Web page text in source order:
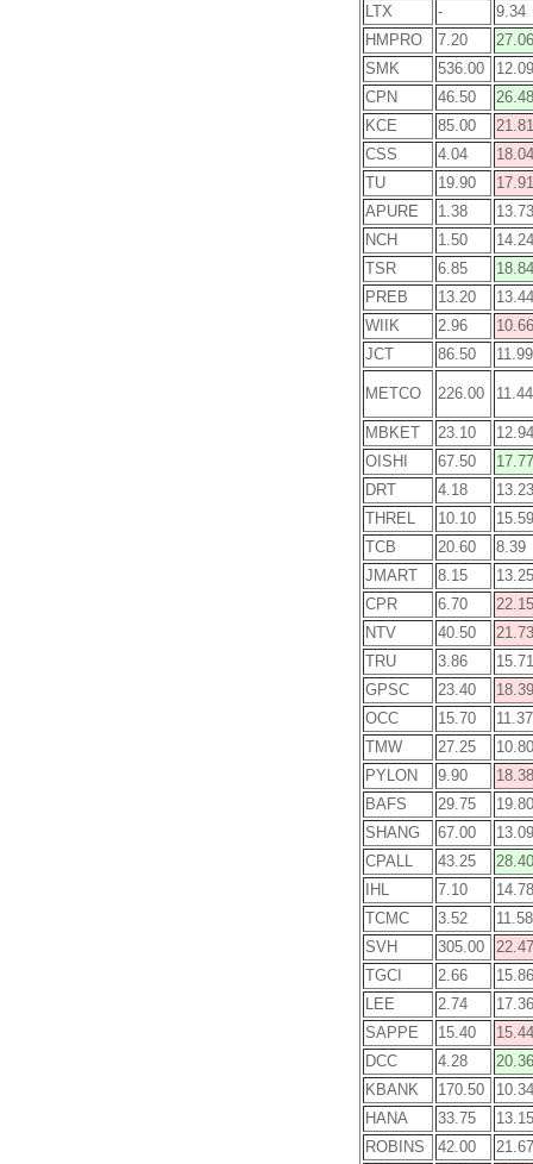
LTX
-
9.34
HMPRO
7.20
27.06
SMK
536.00
12.09
CPN
46.50
26.48
KCE
85.00
21.81
CSS
4.04
18.04
TU
19.90
17.91
APURE
1.38
13.73
NCH
1.50
14.24
TSR
6.85
18.84
PREB
13.20
13.44
WIIK
2.96
10.66
JCT
86.50 11.99
METCO 226.00 11.44
MBKET 23.10
12.94
OISHI
67.50
17.77
DRT
4.18
13.23
THREL
10.10
15.59
TCB
20.60
8.39
JMART
8.15
13.25
CPR
6.70
22.15
NTV
40.50
21.73
TRU
3.86
15.71
GPSC
23.40
18.39
OCC
15.70
11.37
TMW
27.25
10.80
PYLON
9.90
18.38
BAFS
29.75
19.80
SHANG
67.00
13.09
CPALL
43.25
28.40
IHL
7.10
14.78
TCMC
3.52
11.58
SVH
305.00
22.47
TGCI
2.66
15.86
LEE
2.74
17.36
SAPPE
15.40
15.44
DCC
4.28
20.36
KBANK
170.50
10.34
HANA
33.75
13.15
ROBINS
42.00
21.67